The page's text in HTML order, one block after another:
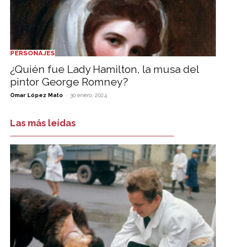
PERSONAJES
¿Quién fue Lady Hamilton, la musa del
pintor George Romney?
Omar López Mato - 30 enero, 2024
Las más leídas